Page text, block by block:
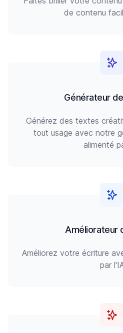
de contenu
Générateur
Générez des textes
tout usage avec notre
alimenté
Améliorateur
Améliorez votre écriture
par